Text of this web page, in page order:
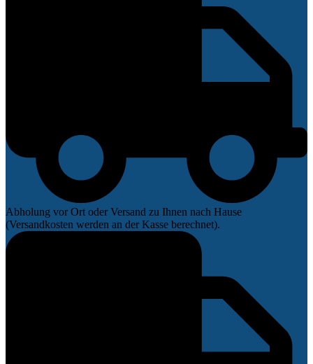
Abholung vor Ort oder Versand zu Ihnen nach Hause
(Versandkosten werden an der Kasse berechnet).